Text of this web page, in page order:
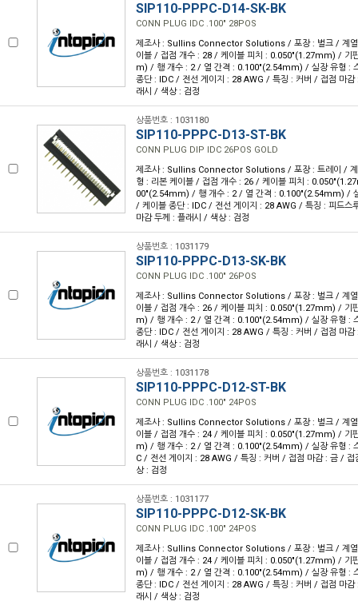
SIP110-PPPC-D14-SK-BK
CONN PLUG IDC .100" 28POS
제조사 : Sullins Connector Solutions / 포장 : 벌크 / 계열
이블 / 접점 개수 : 28 / 케이블 피치 : 0.050"(1.27mm) / 기
m) / 행 개수 : 2 / 열 간격 : 0.100"(2.54mm) / 실장 유형 :
종단 : IDC / 전선 게이지 : 28 AWG / 특징 : 커버 / 접점 마감
래시 / 색상 : 검정
상품번호 : 1031180
SIP110-PPPC-D13-ST-BK
CONN PLUG DIP IDC 26POS GOLD
제조사 : Sullins Connector Solutions / 포장 : 트레이 / 계
형 : 리본 케이블 / 접점 개수 : 26 / 케이블 피치 :
00"(2.54mm) / 행 개수 : 2 / 열 간격 : 0.100"(2.54mm) /
/ 케이블 종단 : IDC / 전선 게이지 : 28 AWG / 특징 : 피드스
마감 두께 : 플래시 / 색상 : 검정
상품번호 : 1031179
SIP110-PPPC-D13-SK-BK
CONN PLUG IDC .100" 26POS
제조사 : Sullins Connector Solutions / 포장 : 벌크 / 계열
이블 / 접점 개수 : 26 / 케이블 피치 : 0.050"(1.27mm) / 기
m) / 행 개수 : 2 / 열 간격 : 0.100"(2.54mm) / 실장 유형 :
종단 : IDC / 전선 게이지 : 28 AWG / 특징 : 커버 / 접점 마감
래시 / 색상 : 검정
상품번호 : 1031178
SIP110-PPPC-D12-ST-BK
CONN PLUG IDC .100" 24POS
제조사 : Sullins Connector Solutions / 포장 : 벌크 / 계열
이블 / 접점 개수 : 24 / 케이블 피치 : 0.050"(1.27mm) / 기
m) / 행 개수 : 2 / 열 간격 : 0.100"(2.54mm) / 실장 유형 :
C / 전선 게이지 : 28 AWG / 특징 : 커버 / 접점 마감 : 금 / 접
상 : 검정
상품번호 : 1031177
SIP110-PPPC-D12-SK-BK
CONN PLUG IDC .100" 24POS
제조사 : Sullins Connector Solutions / 포장 : 벌크 / 계열
이블 / 접점 개수 : 24 / 케이블 피치 : 0.050"(1.27mm) / 기
m) / 행 개수 : 2 / 열 간격 : 0.100"(2.54mm) / 실장 유형 :
종단 : IDC / 전선 게이지 : 28 AWG / 특징 : 커버 / 접점 마감
래시 / 색상 : 검정